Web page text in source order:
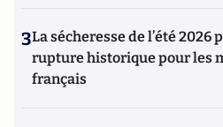
3La sécheresse de l’été
rupture historique pour les
français